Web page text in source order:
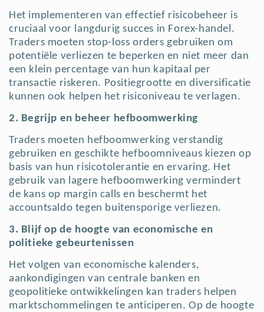
Het implementeren van effectief risicobeheer is
cruciaal voor langdurig succes in Forex-handel.
Traders moeten stop-loss orders gebruiken om
potentiële verliezen te beperken en niet meer dan
een klein percentage van hun kapitaal per
transactie riskeren. Positiegrootte en diversificatie
kunnen ook helpen het risiconiveau te verlagen.
2. Begrijp en beheer hefboomwerking
Traders moeten hefboomwerking verstandig
gebruiken en geschikte hefboomniveaus kiezen op
basis van hun risicotolerantie en ervaring. Het
gebruik van lagere hefboomwerking vermindert
de kans op margin calls en beschermt het
accountsaldo tegen buitensporige verliezen.
3. Blijf op de hoogte van economische en
politieke gebeurtenissen
Het volgen van economische kalenders,
aankondigingen van centrale banken en
geopolitieke ontwikkelingen kan traders helpen
marktschommelingen te anticiperen. Op de hoogte